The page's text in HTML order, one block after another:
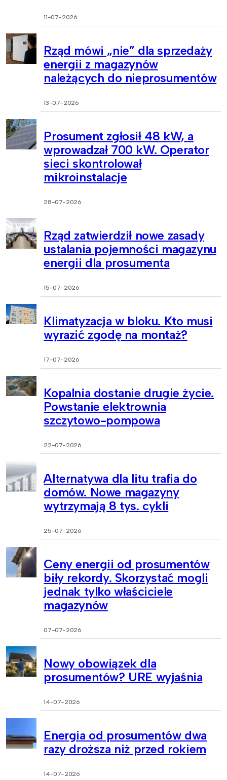
11-07-2026
Rząd mówi „nie” dla sprzedaży
energii z magazynów
należących do nieprosumentów
13-07-2026
Prosument zgłosił 48 kW, a
wprowadzał 700 kW. Operator
sieci skontrolował
mikroinstalacje
28-07-2026
Rząd zatwierdził nowe zasady
ustalania pojemności magazynu
energii dla prosumenta
15-07-2026
Klimatyzacja w bloku. Kto musi
wyrazić zgodę na montaż?
17-07-2026
Kopalnia dostanie drugie życie.
Powstanie elektrownia
szczytowo-pompowa
22-07-2026
Alternatywa dla litu trafia do
domów. Nowe magazyny
wytrzymają 8 tys. cykli
25-07-2026
Ceny energii od prosumentów
biły rekordy. Skorzystać mogli
jednak tylko właściciele
magazynów
07-07-2026
Nowy obowiązek dla
prosumentów? URE wyjaśnia
14-07-2026
Energia od prosumentów dwa
razy droższa niż przed rokiem
14-07-2026